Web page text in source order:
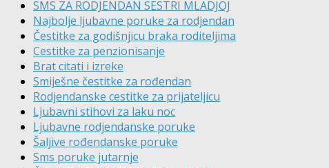
SMS ZA RODJENDAN SESTRI MLADJOJ
Najbolje ljubavne poruke za rodjendan
Čestitke za godišnjicu braka roditeljima
Cestitke za penzionisanje
Brat citati i izreke
Smiješne čestitke za rođendan
Rodjendanske cestitke za prijateljicu
Ljubavni stihovi za laku noc
Ljubavne rodjendanske poruke
Šaljive rođendanske poruke
Sms poruke jutarnje